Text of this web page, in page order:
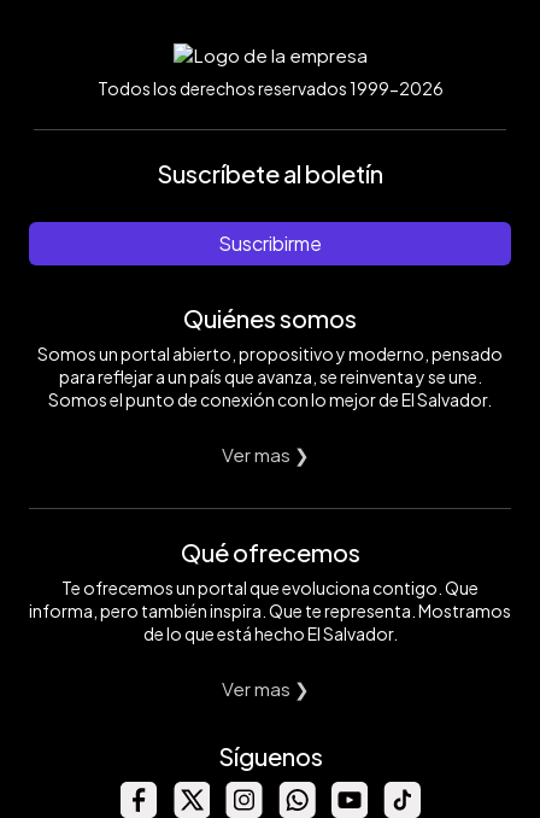
Todos los derechos reservados 1999-2026
Suscríbete al boletín
Suscribirme
Quiénes somos
Somos un portal abierto, propositivo y moderno, pensado
para reflejar a un país que avanza, se reinventa y se une.
Somos el punto de conexión con lo mejor de El Salvador.
Ver mas ❯
Qué ofrecemos
Te ofrecemos un portal que evoluciona contigo. Que
informa, pero también inspira. Que te representa. Mostramos
de lo que está hecho El Salvador.
Ver mas ❯
Síguenos